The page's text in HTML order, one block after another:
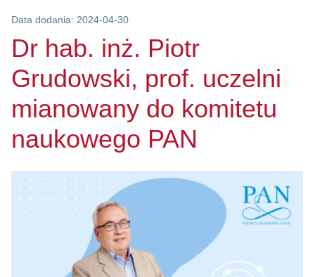
Data dodania: 2024-04-30
Dr hab. inż. Piotr
Grudowski, prof. uczelni
mianowany do komitetu
naukowego PAN